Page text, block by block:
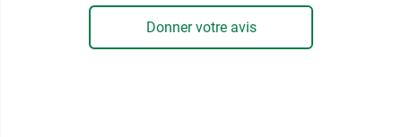
Caractéristiques de l'assiette avec
Donner votre avis